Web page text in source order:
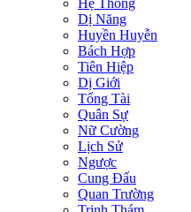
Hệ Thống
Dị Năng
Huyền Huyễn
Bách Hợp
Tiên Hiệp
Dị Giới
Tổng Tài
Quân Sự
Nữ Cường
Lịch Sử
Ngược
Cung Đấu
Quan Trường